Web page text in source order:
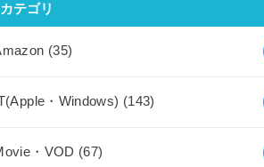
カテゴリ
(35)
・Windows) (143)
・VOD (67)